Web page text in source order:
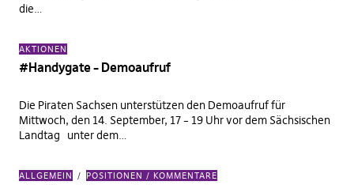
die…
AKTIONEN
#Handygate – Demoaufruf
Die Piraten Sachsen unterstützen den Demoaufruf für
Mittwoch, den 14. September, 17 – 19 Uhr vor dem Sächsischen
Landtag unter dem…
ALLGEMEIN POSITIONEN / KOMMENTARE